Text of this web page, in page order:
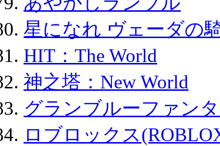
星になれ ヴェーダの
HIT：The World
神之塔：New World
グランブルーファン
ロブロックス